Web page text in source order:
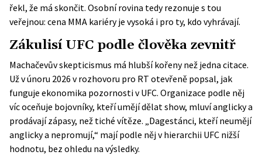
řekl, že má skončit. Osobní rovina tedy rezonuje s tou
veřejnou: cena MMA kariéry je vysoká i pro ty, kdo vyhrávají.
Zákulisí UFC podle člověka zevnitř
Machačevův skepticismus má hlubší kořeny než jedna citace.
Už v únoru 2026 v rozhovoru pro RT otevřeně popsal, jak
funguje ekonomika pozornosti v UFC. Organizace podle něj
víc oceňuje bojovníky, kteří umějí dělat show, mluví anglicky a
prodávají zápasy, než tiché vítěze. „Dagestánci, kteří neumějí
anglicky a nepromují,“ mají podle něj v hierarchii UFC nižší
hodnotu, bez ohledu na výsledky.